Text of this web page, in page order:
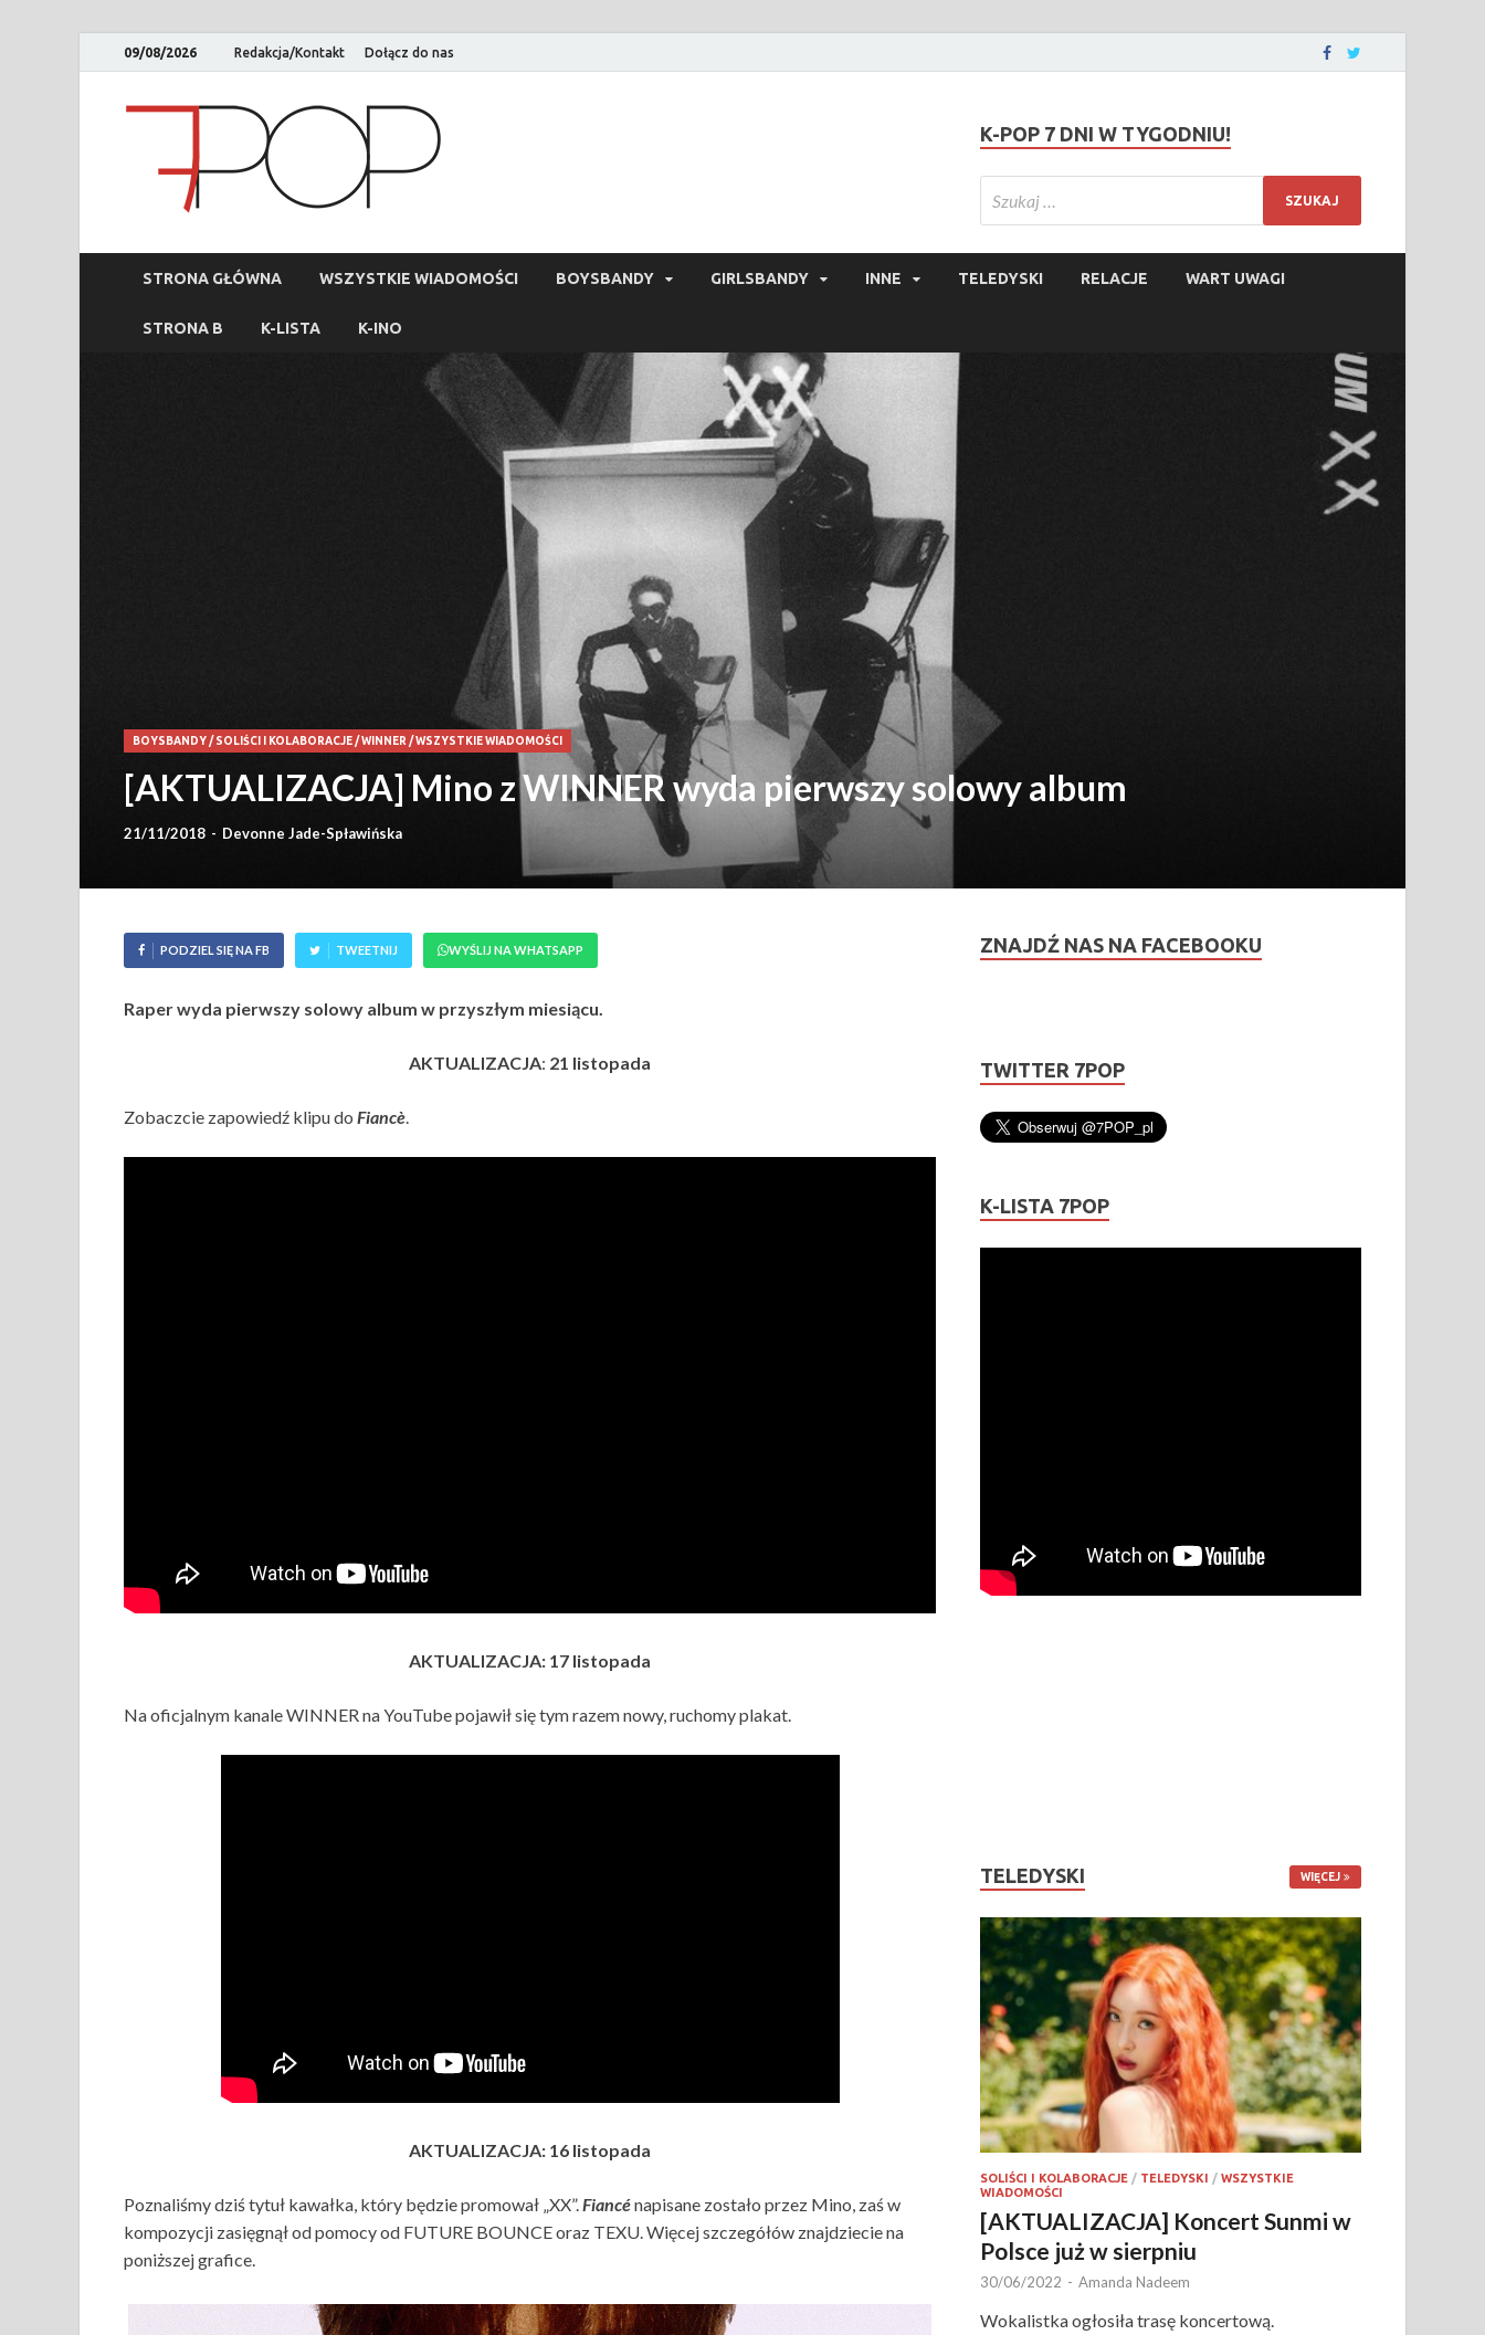
09/08/2026 Redakcja/Kontakt Dołącz do nas
K-POP 7 DNI W TYGODNIU!
STRONA GŁÓWNA WSZYSTKIE WIADOMOŚCI BOYSBANDY GIRLSBANDY INNE TELEDYSKI RELACJE WART UWAGI
STRONA B K-LISTA K-INO
BOYSBANDY/ SOLIŚCI I KOLABORACJE/WINNER/WSZYSTKIE WIADOMOŚCI
[AKTUALIZACJA] Mino z WINNER wyda pierwszy solowy album
21/11/2018 - Devonne Jade-Spławińska
PODZIEL SIĘ NA FB TWEETNIJ WYŚLIJ NA WHATSAPP
Raper wyda pierwszy solowy album w przyszłym miesiącu.
AKTUALIZACJA: 21 listopada
Zobaczcie zapowiedź klipu do Fiancè.
AKTUALIZACJA: 17 listopada
Na oficjalnym kanale WINNER na YouTube pojawił się tym razem nowy, ruchomy plakat.
AKTUALIZACJA: 16 listopada
Poznaliśmy dziś tytuł kawałka, który będzie promował „XX”.Fiancénapisane zostało przez Mino, zaś w
kompozycji zasięgnął od pomocy od FUTURE BOUNCE oraz TEXU. Więcej szczegółów znajdziecie na
poniższej grafice.
ZNAJDŹ NAS NA FACEBOOKU
TWITTER 7POP
K-LISTA 7POP
TELEDYSKI WIĘCEJ
SOLIŚCI I KOLABORACJE / TELEDYSKI /WSZYSTKIE
WIADOMOŚCI
[AKTUALIZACJA] Koncert Sunmi w
Polsce już w sierpniu
30/06/2022 - Amanda Nadeem
Wokalistka ogłosiła trasę koncertową.